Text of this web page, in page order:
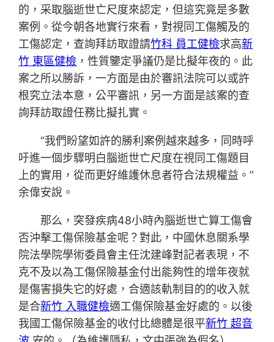
的，采取腦逝世亡尺度來認定，但這究竟是多數
案例。從今朝各地實行來看，對視同工傷觸及的
工傷認定，查詢拜訪取證請竹科 員工健檢求高新
竹 東區健檢 ，性質鑒定爭議仍是比擬年夜的。此
案之所以勝訴，一方面是由於審訊法院可以或許
根究立法本意，公平審訊，另一方面是該案的查
詢拜訪取證任務比擬扎實。
“我們盼望如許的勝利案例越來越多，同時呼
吁進一個步驟明白腦逝世亡尺度在視同工傷題目
上的實用，從而更好維護休息者符合法規權益。”
余偉安說。
那么，突發疾病48小時內腦逝世亡算工傷會
否沖擊工傷保險基金呢？對此，中國休息關系學
院法學院學術委員會主任沈建峰對記者表現，不
克不及以為工傷保險基金付出能夠性的增年夜就
是傷害損失它的好處，合適該軌制目的的收入就
是合新竹 入職健檢適工傷保險基金好處的。以後
我國工傷保險基金的收付比總體是很平新竹 超音